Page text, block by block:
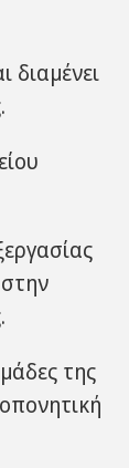
διαμένει
της